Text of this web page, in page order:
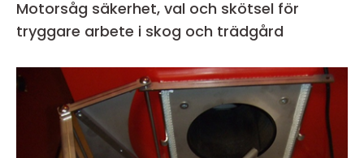
Motorsåg säkerhet, val och skötsel för
tryggare arbete i skog och trädgård